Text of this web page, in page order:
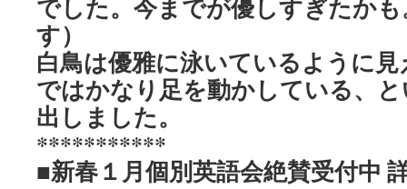
でした。今までが優しすぎたか
す）
白鳥は優雅に泳いているように
ではかなり足を動かしている、
出しました。
***********
■新春１月個別英語会絶賛受付中